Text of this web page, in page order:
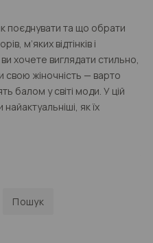
поєднувати та що обрати
м’яких відтінків і
хочете виглядати стильно,
свою жіночність — варто
балом у світі моди. У цій
найактуальніші, як їх
Пошук